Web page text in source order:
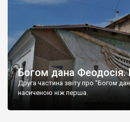
Богом дана Феодосія.
Друга частина звіту про "Богом
насиченою ніж перша.